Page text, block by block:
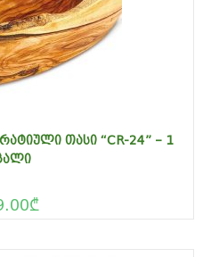
ᲗᲐᲡᲘ “CR-24” – 1
₾